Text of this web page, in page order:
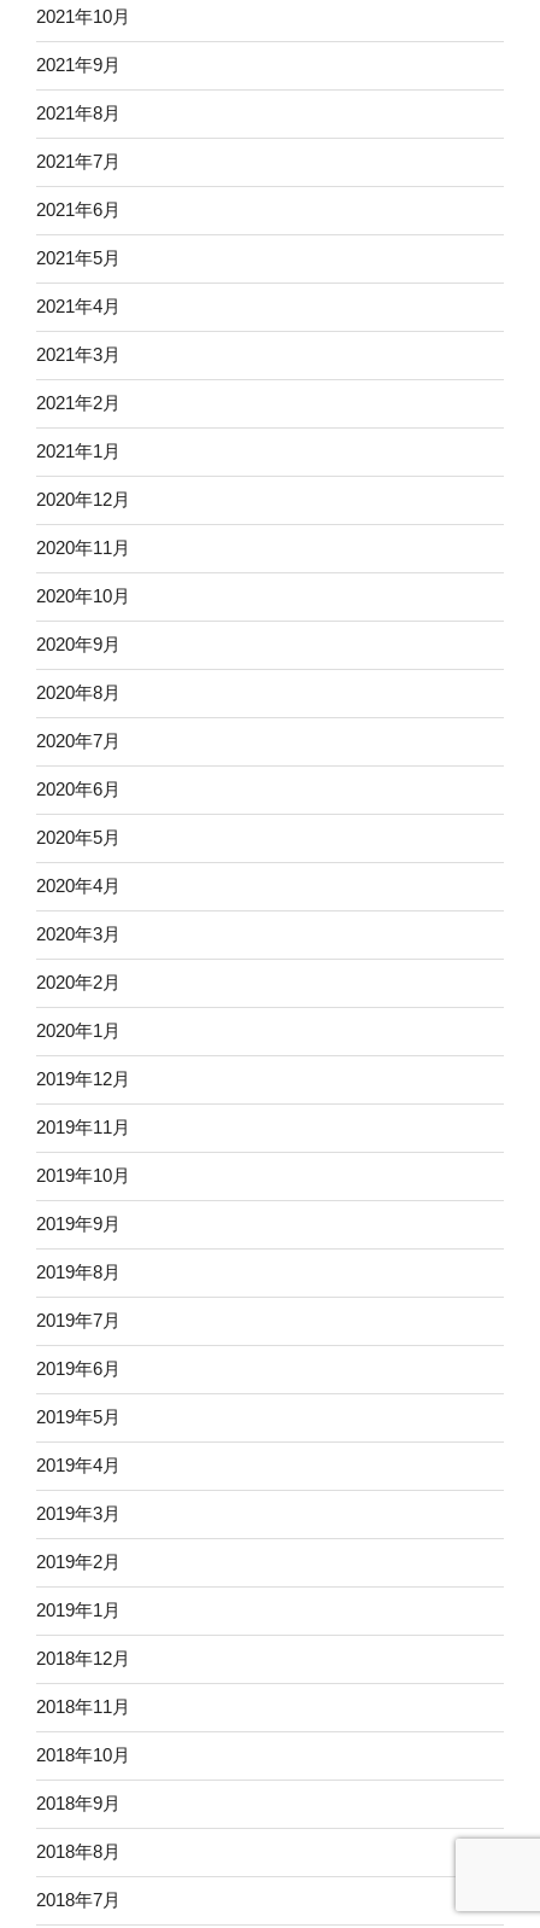
2021年10月
2021年9月
2021年8月
2021年7月
2021年6月
2021年5月
2021年4月
2021年3月
2021年2月
2021年1月
2020年12月
2020年11月
2020年10月
2020年9月
2020年8月
2020年7月
2020年6月
2020年5月
2020年4月
2020年3月
2020年2月
2020年1月
2019年12月
2019年11月
2019年10月
2019年9月
2019年8月
2019年7月
2019年6月
2019年5月
2019年4月
2019年3月
2019年2月
2019年1月
2018年12月
2018年11月
2018年10月
2018年9月
2018年8月
2018年7月